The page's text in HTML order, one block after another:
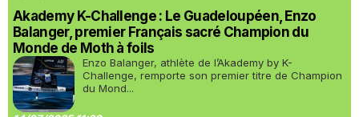
Akademy K-Challenge : Le Guadeloupéen, Enzo
Balanger, premier Français sacré Champion du
Monde de Moth à foils
Enzo Balanger, athlète de l’Akademy by K-
Challenge, remporte son premier titre de Champion
du Mond...